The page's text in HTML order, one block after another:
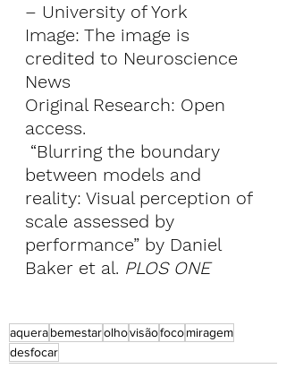
– University of York
Image: The image is
credited to Neuroscience
News
Original Research: Open
access.
“Blurring the boundary
between models and
reality: Visual perception of
scale assessed by
performance” by Daniel
Baker et al. PLOS ONE
aquerabemestarolhovisãofocomiragem
desfocar